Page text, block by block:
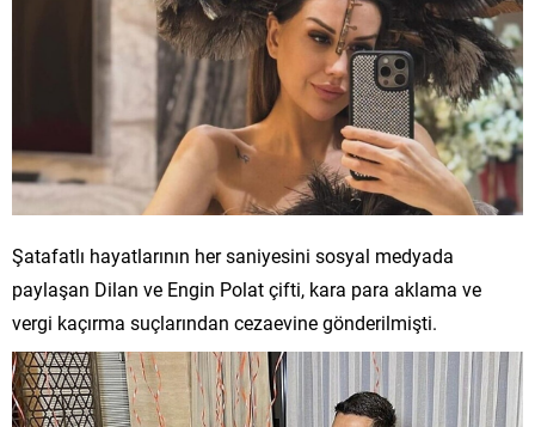
Şatafatlı hayatlarının her saniyesini sosyal medyada
paylaşan Dilan ve Engin Polat çifti, kara para aklama ve
vergi kaçırma suçlarından cezaevine gönderilmişti.